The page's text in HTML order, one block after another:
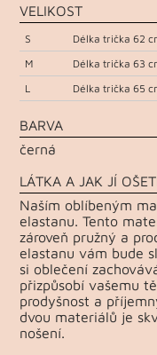
VELIKOST
S
Délka trička 62
M
Délka trička 63
L
Délka trička 65
BARVA
černá
LÁTKA A JAK JÍ
Naším oblíbeným
elastanu. Tento
zároveň pružný a
elastanu vám bude
si oblečení
přizpůsobí vašemu
prodyšnost a
dvou materiálů je
nošení.